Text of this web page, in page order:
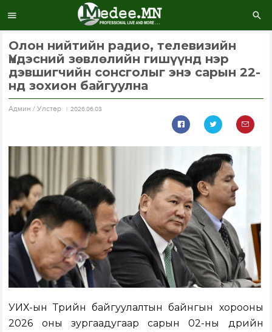
Олон нийтийн радио, телевизийн
Үндэсний зөвлөлийн гишүүнд нэр
дэвшигчийн сонсголыг энэ сарын 22-
нд зохион байгуулна
Aдмин / Улстөр 2026.06.03
УИХ-ын Төрийн байгуулалтын байнгын хорооны
2026 оны зургаадугаар сарын 02-ны өдрийн